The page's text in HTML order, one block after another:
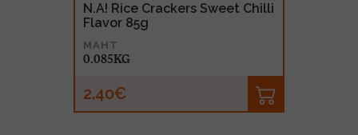
N.A! Rice Crackers Sweet Chilli
Flavor 85g
MAHT
0.085KG
2.40€